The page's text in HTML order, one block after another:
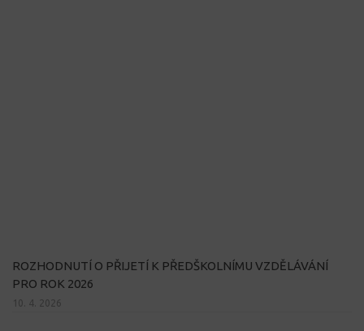
ROZHODNUTÍ O PŘIJETÍ K PŘEDŠKOLNÍMU VZDĚLÁVÁNÍ
PRO ROK 2026
10. 4. 2026